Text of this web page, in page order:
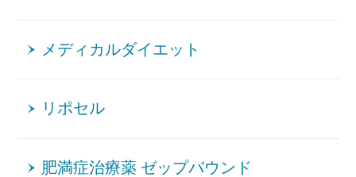
メディカルダイエット
リポセル
肥満症治療薬 ゼップバウンド